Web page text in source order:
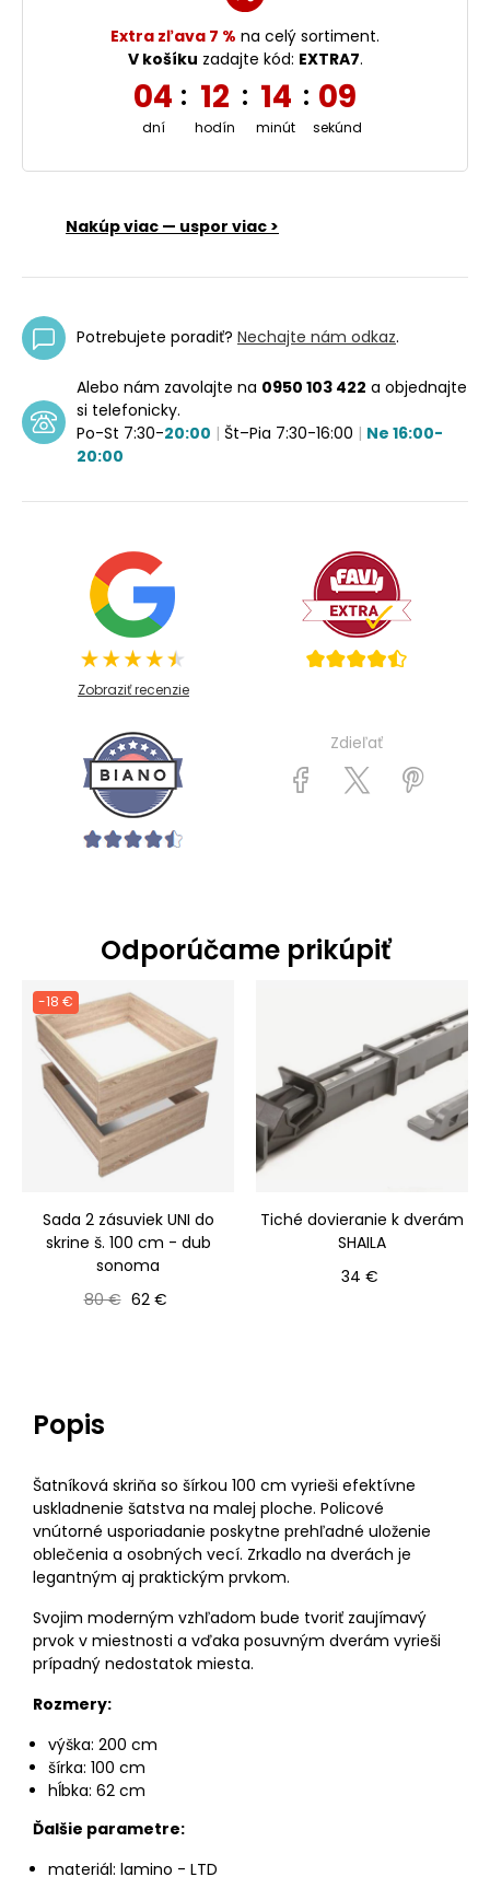
Extra zľava 7 % na celý sortiment.
V košíku zadajte kód: EXTRA7.
04
dní
: 12
hodín
: 14
minút
: 08
sekúnd
Nakúp viac — uspor viac >
Potrebujete poradiť? Nechajte nám odkaz.
Alebo nám zavolajte na 0950 103 422 a objednajte
si telefonicky.
Po-St 7:30-20:00 | Št–Pia 7:30-16:00 | Ne 16:00-
20:00
Zobraziť recenzie
Zdieľať
Odporúčame prikúpiť
-18 €
Sada 2 zásuviek UNI do
skrine š. 100 cm - dub
sonoma
Bežná cena
80 € Cena
62 €
Tiché dovieranie k dverám
SHAILA
Cena
34 €
Popis
Šatníková skriňa so šírkou 100 cm vyrieši efektívne
uskladnenie šatstva na malej ploche. Policové
vnútorné usporiadanie poskytne prehľadné uloženie
oblečenia a osobných vecí. Zrkadlo na dverách je
legantným aj praktickým prvkom.
Svojim moderným vzhľadom bude tvoriť zaujímavý
prvok v miestnosti a vďaka posuvným dverám vyrieši
prípadný nedostatok miesta.
Rozmery:
výška: 200 cm
šírka: 100 cm
hĺbka: 62 cm
Ďalšie parametre:
materiál: lamino - LTD